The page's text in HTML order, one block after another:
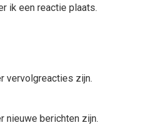
ik een reactie plaats.
vervolgreacties zijn.
nieuwe berichten zijn.